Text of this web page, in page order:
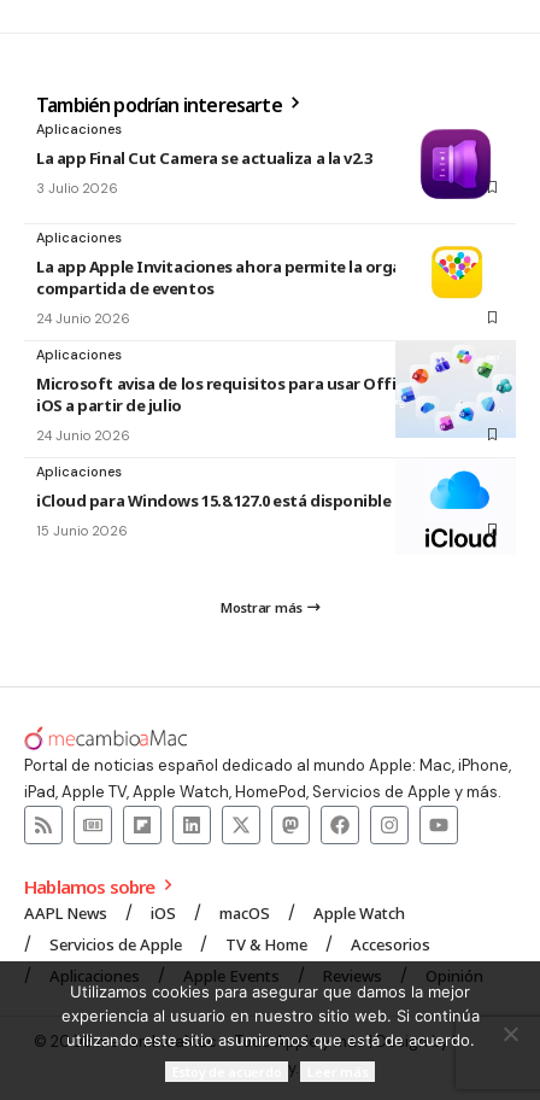
También podrían interesarte
Aplicaciones
La app Final Cut Camera se actualiza a la v2.3
3 Julio 2026
Aplicaciones
La app Apple Invitaciones ahora permite la organización
compartida de eventos
24 Junio 2026
Aplicaciones
Microsoft avisa de los requisitos para usar Office en macOS y
iOS a partir de julio
24 Junio 2026
Aplicaciones
iCloud para Windows 15.8.127.0 está disponible
15 Junio 2026
Mostrar más
Portal de noticias español dedicado al mundo Apple: Mac, iPhone,
iPad, Apple TV, Apple Watch, HomePod, Servicios de Apple y más.
Hablamos sobre
AAPL News iOS macOS
Apple Watch
Servicios de Apple
TV & Home
Accesorios
Aplicaciones
Apple Events Reviews Opinión
© 2008 mecambioaMac – Todo Apple y más | Design byUNXON
Agency.
Utilizamos cookies para asegurar que damos la mejor
experiencia al usuario en nuestro sitio web. Si continúa
utilizando este sitio asumiremos que está de acuerdo.